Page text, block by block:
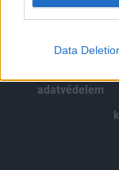
Data
adatvédelem